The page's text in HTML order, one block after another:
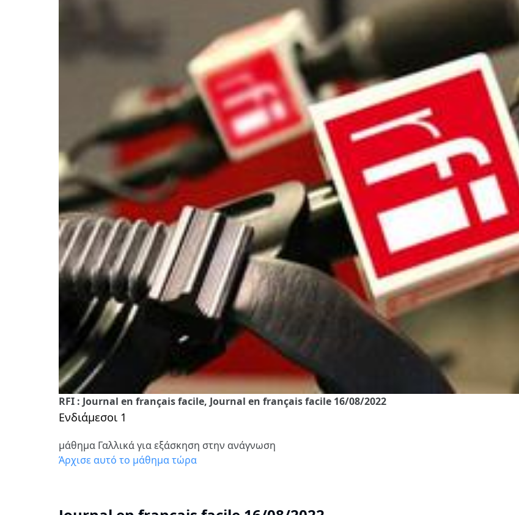
RFI : Journal en français facile, Journal en français facile 16/08/2022
Ενδιάμεσοι 1
μάθημα Γαλλικά για εξάσκηση στην ανάγνωση
Άρχισε αυτό το μάθημα τώρα